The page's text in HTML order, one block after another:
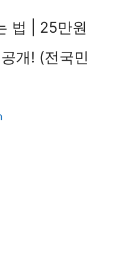
법 | 25만원
개! (전국민